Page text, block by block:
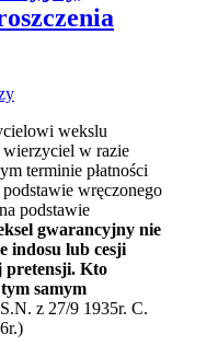
wekslu
wierzyciel w razie
terminie płatności
wręczonego
podstawie
gwarancyjny nie
indosu lub cesji
pretensji. Kto
samym
z 27/9 1935r. C.